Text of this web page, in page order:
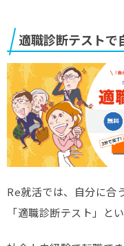
適職診断テストで
Re就活では、自分に合
「適職診断テスト」と